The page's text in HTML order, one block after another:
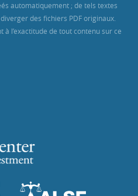
automatiquement ; de tels textes
des fichiers PDF originaux.
à l’exactitude de tout contenu sur ce